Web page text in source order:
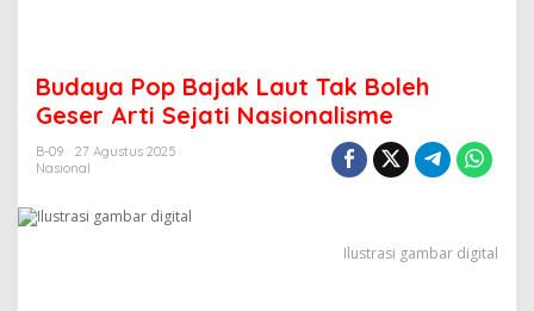
Budaya Pop Bajak Laut Tak Boleh
Geser Arti Sejati Nasionalisme
B-09
27 Agustus 2025
Nasional
Ilustrasi gambar digital